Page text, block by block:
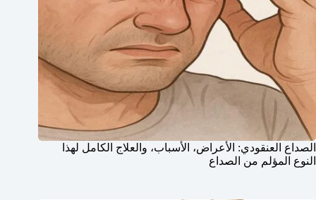
الصداع العنقودي: الأعراض، الأسباب، والعلاج الكامل لهذا
النوع المؤلم من الصداع